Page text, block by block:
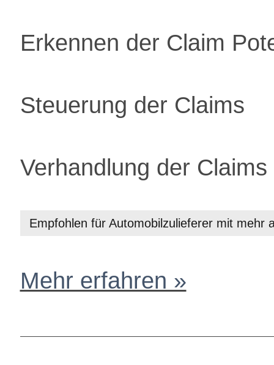
Erkennen der Claim
Steuerung der Claims
Verhandlung der Claims
Empfohlen für Automobilzulieferer mit mehr
Mehr erfahren »